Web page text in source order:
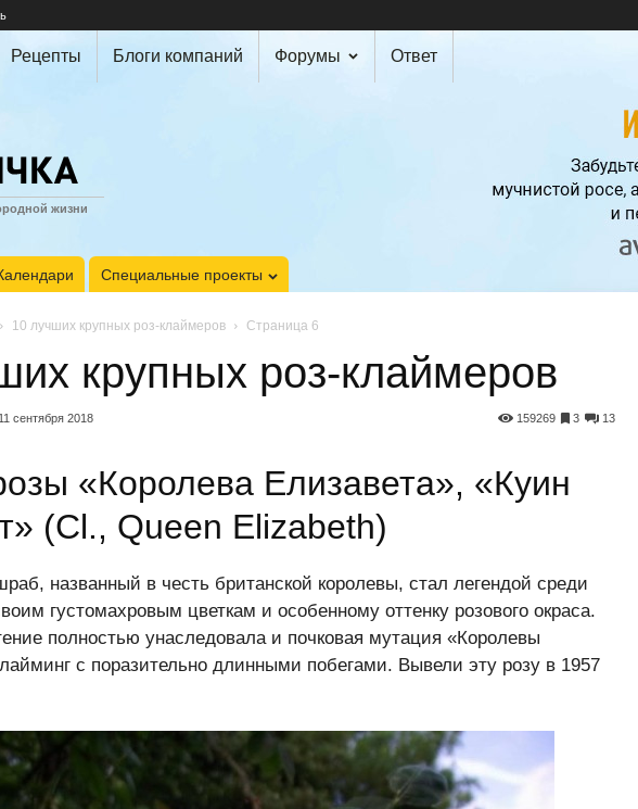
Рецепты Блоги компаний Форумы Ответ
жизни
Специальные проекты
10 лучших крупных роз-клаймеров Страница 6
крупных роз-клаймеров
11 сентября 2018 13
3
159269
«Королева Елизавета», «Куин
(Cl., Queen Elizabeth)
названный в честь британской королевы, стал легендой среди
густомахровым цветкам и особенному оттенку розового окраса.
полностью унаследовала и почковая мутация «Королевы
с поразительно длинными побегами. Вывели эту розу в 1957